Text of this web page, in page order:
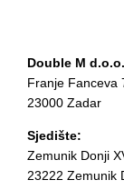
Double M d.o.o.
Franje Fanceva
23000 Zadar
Sjedište:
Zemunik Donji
23222 Zemunik